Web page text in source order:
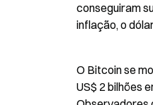
conseguiram
inflação, o
O Bitcoin se
US$ 2 bilhões